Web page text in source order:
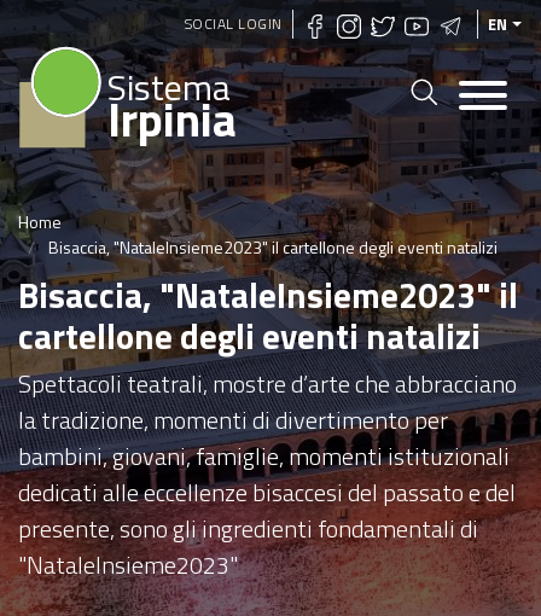
Skip
to
main
content
SOCIAL LOGIN EN
Sistema
Irpinia
Home
Bisaccia, "NataleInsieme2023" il cartellone degli eventi natalizi
Bisaccia, "NataleInsieme2023" il
cartellone degli eventi natalizi
Spettacoli teatrali, mostre d’arte che abbracciano
la tradizione, momenti di divertimento per
bambini, giovani, famiglie, momenti istituzionali
dedicati alle eccellenze bisaccesi del passato e del
presente, sono gli ingredienti fondamentali di
"NataleInsieme2023"